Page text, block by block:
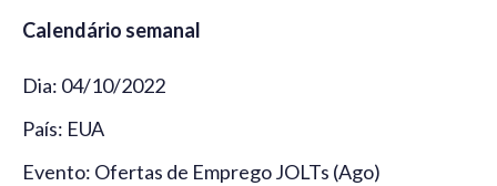
Calendário semanal
Dia: 04/10/2022
País: EUA
Evento: Ofertas de Emprego JOLTs (Ago)